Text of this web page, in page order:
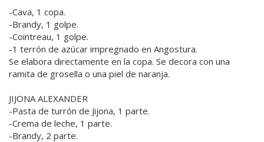
-Cava, 1 copa.
-Brandy, 1 golpe.
-Cointreau, 1 golpe.
-1 terrón de azúcar impregnado en Angostura.
Se elabora directamente en la copa. Se decora con una
ramita de grosella o una piel de naranja.
JIJONA ALEXANDER
-Pasta de turrón de Jijona, 1 parte.
-Crema de leche, 1 parte.
-Brandy, 2 parte.